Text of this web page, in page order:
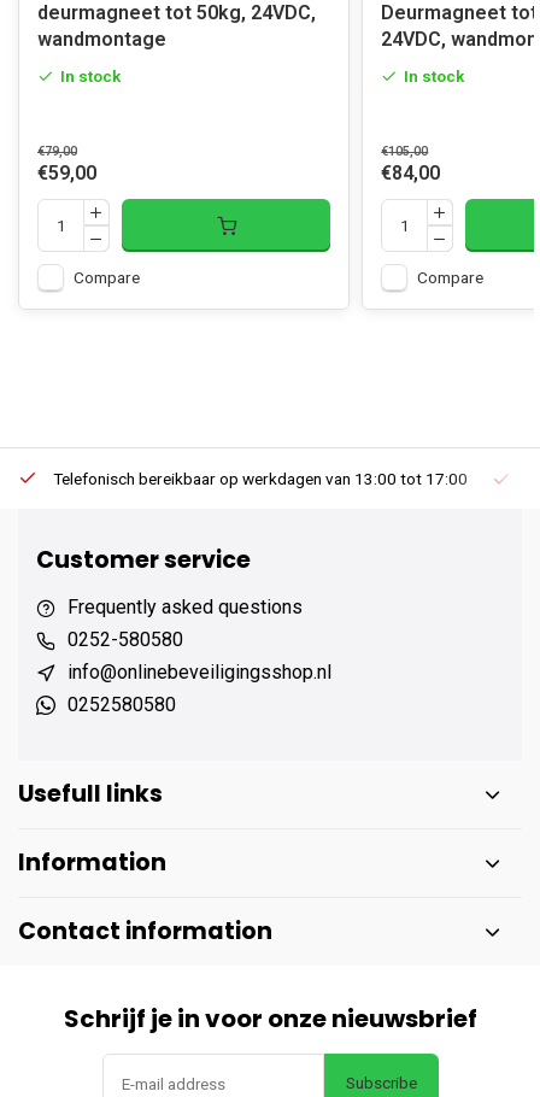
deurmagneet tot 50kg, 24VDC,
wandmontage
In stock
€79,00
€59,00
Compare
Deurmagneet
24VDC,
In stock
€105,00
€84,00
Compare
Telefonisch bereikbaar op werkdagen van 13:00 tot 17:00
Customer service
Frequently asked questions
0252-580580
info@onlinebeveiligingsshop.nl
0252580580
Usefull links
Information
Contact information
Schrijf je in voor onze nieuwsbrief
Subscribe